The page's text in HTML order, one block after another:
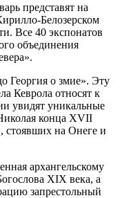
представят на
Белозерском
Все 40 экспонатов
объединения
Георгия о змие». Эту
Кеврола относят к
увидят уникальные
конца ХVII
стоявших на Онеге и
архангельскому
ХIХ века, а
запрестольный